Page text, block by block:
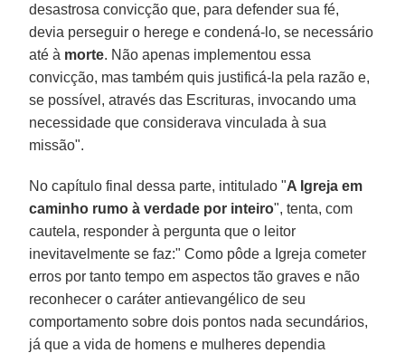
desastrosa convicção que, para defender sua fé,
devia perseguir o herege e condená-lo, se necessário
até à morte. Não apenas implementou essa
convicção, mas também quis justificá-la pela razão e,
se possível, através das Escrituras, invocando uma
necessidade que considerava vinculada à sua
missão".
No capítulo final dessa parte, intitulado "A Igreja em
caminho rumo à verdade por inteiro", tenta, com
cautela, responder à pergunta que o leitor
inevitavelmente se faz:" Como pôde a Igreja cometer
erros por tanto tempo em aspectos tão graves e não
reconhecer o caráter antievangélico de seu
comportamento sobre dois pontos nada secundários,
já que a vida de homens e mulheres dependia